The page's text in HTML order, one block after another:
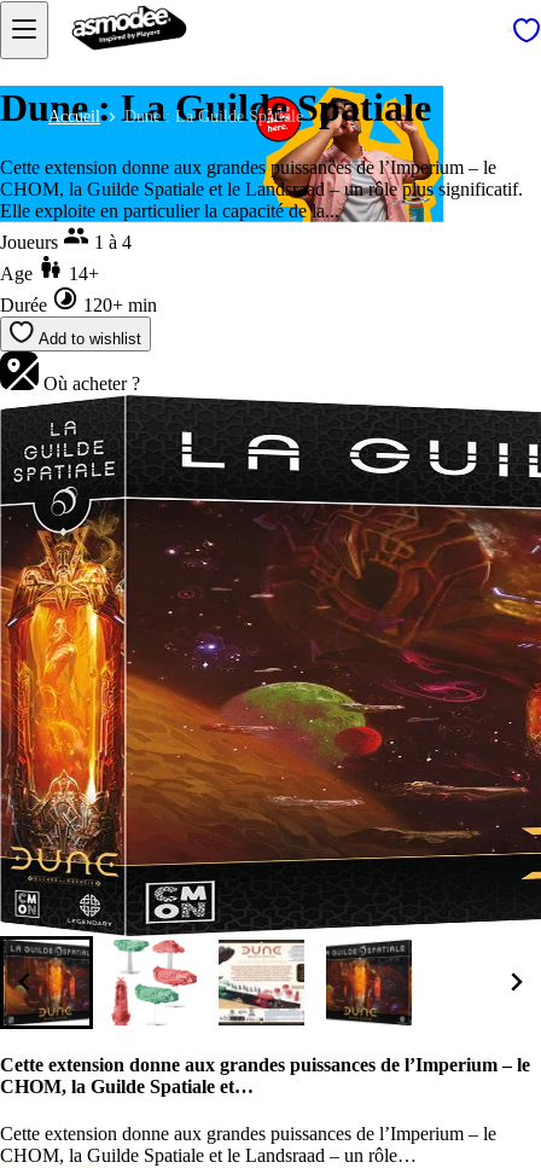
Accueil Dune : La Guilde Spatiale
Dune : La Guilde Spatiale
Cette extension donne aux grandes puissances de l’Imperium – le
CHOM, la Guilde Spatiale et le Landsraad – un rôle plus significatif.
Elle exploite en particulier la capacité de la...
Joueurs
1 à 4
Age
14+
Durée
120+ min
Add to wishlist
Où acheter ?
Cette extension donne aux grandes puissances de l’Imperium – le
CHOM, la Guilde Spatiale et…
Cette extension donne aux grandes puissances de l’Imperium – le
CHOM, la Guilde Spatiale et le Landsraad – un rôle…